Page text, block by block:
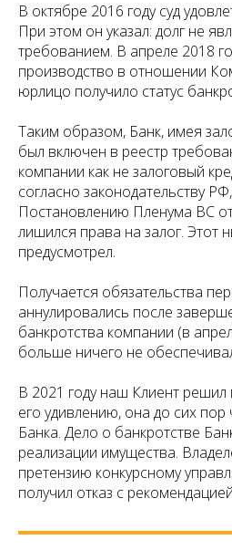
В октябре 2016 году суд
При этом он указал: долг не
требованием. В апреле 2018
производство в отношении
юрлицо получило статус
Таким образом, Банк, имея
был включен в реестр
компании как не залоговый
согласно законодательству
Постановлению Пленума ВС
лишился права на залог. Этот
предусмотрел.
Получается обязательства
аннулировались после
банкротства компании (в
больше ничего не
В 2021 году наш Клиент
его удивлению, она до сих пор
Банка. Дело о банкротстве
реализации имущества.
претензию конкурсному
получил отказ с